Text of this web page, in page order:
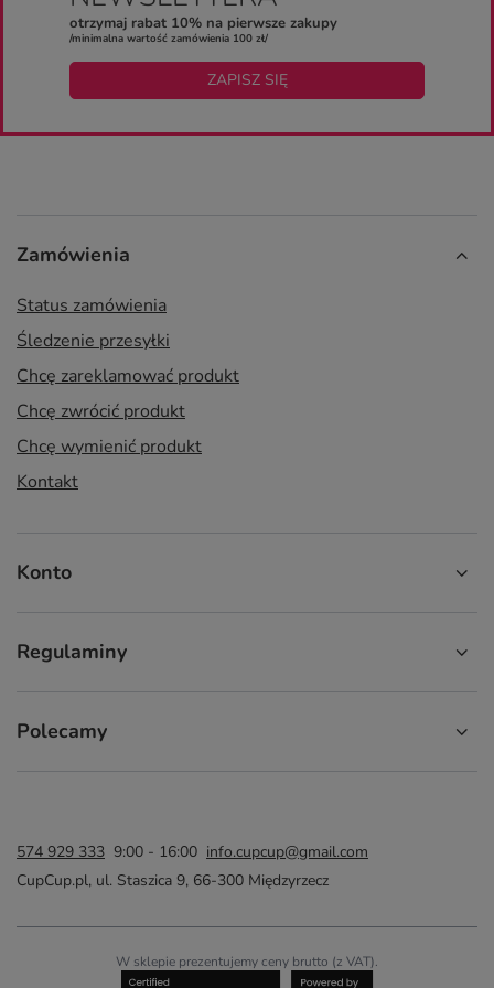
otrzymaj rabat 10% na pierwsze zakupy
/minimalna wartość zamówienia 100 zł/
ZAPISZ SIĘ
Zamówienia
Status zamówienia
Śledzenie przesyłki
Chcę zareklamować produkt
Chcę zwrócić produkt
Chcę wymienić produkt
Kontakt
Konto
Regulaminy
Polecamy
574 929 333 9:00 - 16:00 info.cupcup@gmail.com
CupCup.pl, ul. Staszica 9, 66-300 Międzyrzecz
W sklepie prezentujemy ceny brutto (z VAT).